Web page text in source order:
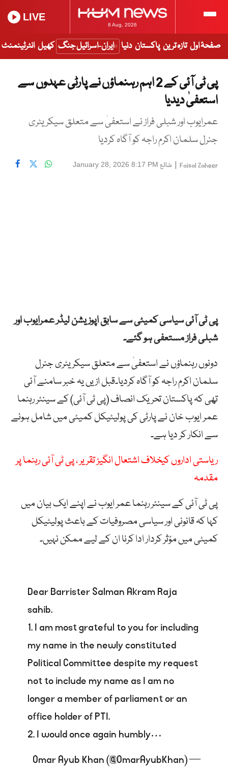
8 Aug, 2026
LIVE
صفحۂ اول تازہ ترین پاکستان دنیا ایران-اسرائیل جنگ کھیل انٹرٹینمنٹ
پی ٹی آئی کے 2 اہم رہنماؤں نے پارٹی عہدوں سے
استعفیٰ دیدیا
عمرایوب اور شبلی فراز نے استعفیٰ سے متعلق سیکریٹری
جنرل سلمان اکرم راجہ کو آگاہ کردیا
Faisal Zaheer
| شائع January 28, 2026 8:17 PM
پی ٹی آئی سیاسی کمیٹی سے سابق اپوزیشن لیڈر عمرایوب اور
شبلی فراز مستعفی ہو گئے۔
دونوں رہنماؤں نے استعفیٰ سے متعلق سیکریٹری جنرل
سلمان اکرم راجہ کو آگاہ کردیا۔قبل ازیں یہ خبر سامنے آئی
تھی کہ پاکستان تحریک انصاف (پی ٹی آئی) کے سینئر رہنما
عمر ایوب خان نے پارٹی کی پولیٹیکل کمیٹی میں شامل ہونے
سے انکار کر دیا ہے۔
ریاستی اداروں کیخلاف اشتعال انگیز تقریر ، پی ٹی آئی رہنما پر
مقدمہ
پی ٹی آئی کے سینئر رہنما عمر ایوب نے اپنے ایک بیان میں
کہا کہ قانونی اور سیاسی مصروفیات کے باعث پولیٹیکل
کمیٹی میں مؤثر کردار ادا کرنا ان کے لیے ممکن نہیں۔
Dear Barrister Salman Akram Raja
sahib.
1. I am most grateful to you for including
my name in the newly constituted
Political Committee despite my request
not to include my name as I am no
longer a member of parliament or an
office holder of PTI.
2. I would once again humbly…
— Omar Ayub Khan (@OmarAyubKhan)